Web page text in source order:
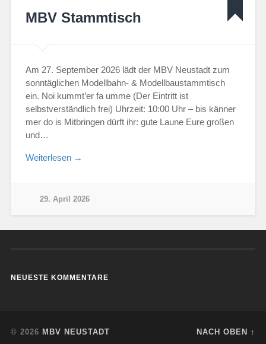
MBV Stammtisch
Am 27. September 2026 lädt der MBV Neustadt zum
sonntäglichen Modellbahn- & Modellbaustammtisch
ein. Noi kummt’er fa umme (Der Eintritt ist
selbstverständlich frei) Uhrzeit: 10:00 Uhr – bis känner
mer do is Mitbringen dürft ihr: gute Laune Eure großen
und…
Weiterlesen →
29. April 2026
NEUESTE KOMMENTARE
© 2026 MBV NEUSTADT NACH OBEN ↑